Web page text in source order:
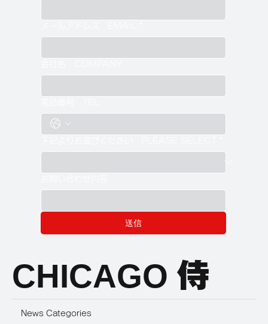
送信
CHICAGO 侍
News Categories